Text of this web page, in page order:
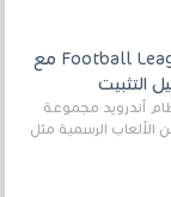
حمل نسخة لعبة Football League 2026 مع
التثبيت
أندرويد مجموعة
الألعاب الرسمية مثل